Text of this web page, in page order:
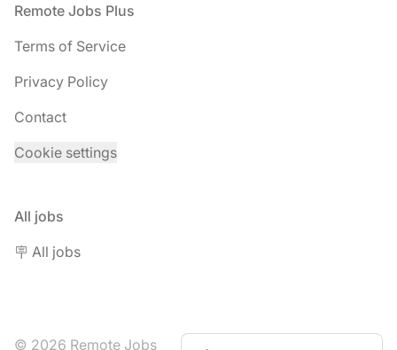
Footer
Remote Jobs Plus
Terms of Service
Privacy Policy
Contact
Cookie settings
All jobs
🪧 All jobs
© 2026 Remote Jobs